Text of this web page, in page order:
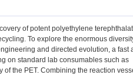
of potent polyethylene
To explore the enormous
and directed evolution, a fast
on standard lab consumables such as
the PET. Combining the reaction